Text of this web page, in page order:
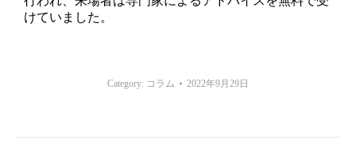
けていました。
Category: コラム 2022年9月29日